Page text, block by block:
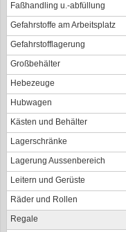
Faßhandling u.-abfüllung
Gefahrstoffe am Arbeitsplatz
Gefahrstofflagerung
Großbehälter
Hebezeuge
Hubwagen
Kästen und Behälter
Lagerschränke
Lagerung Aussenbereich
Leitern und Gerüste
Räder und Rollen
Regale